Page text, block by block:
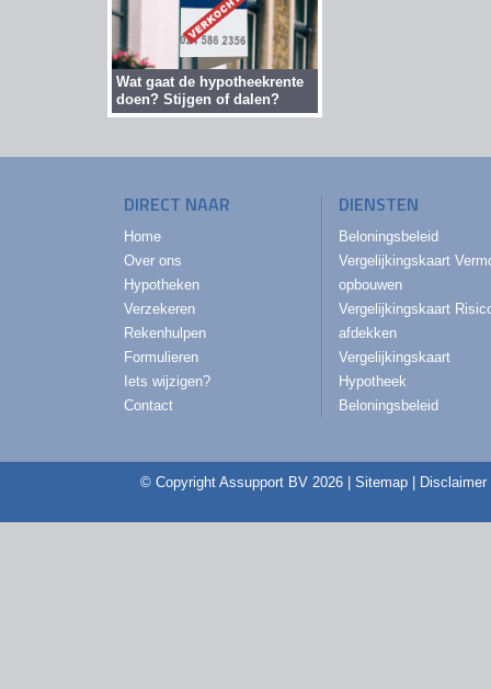
Wat gaat de hypotheekrente
doen? Stijgen of dalen?
DIRECT NAAR
Home
Over ons
Hypotheken
Verzekeren
Rekenhulpen
Formulieren
Iets wijzigen?
Contact
DIENSTEN
Beloningsbeleid
Vergelijkingskaart
opbouwen
Vergelijkingskaart
afdekken
Vergelijkingskaart
Hypotheek
Beloningsbeleid
© Copyright Assupport BV 2026 | Sitemap Disclaimer